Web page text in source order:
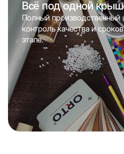
Всё под одной
Полный
контроль качества и
этапе.